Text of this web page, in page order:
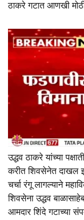
ठाकरे गटात आणखी
उद्धव ठाकरे यांच्या
करीत शिवसेनेत दाखल
चर्चा रंगू लागल्याने
शिवसेना उद्धव
आमदार शिंदे गटाच्या